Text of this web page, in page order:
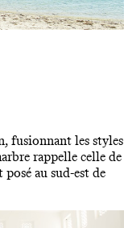
fusionnant les styles
rappelle celle de
au sud-est de